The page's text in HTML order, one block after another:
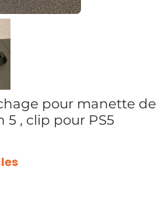
pour manette de
5 , clip pour PS5